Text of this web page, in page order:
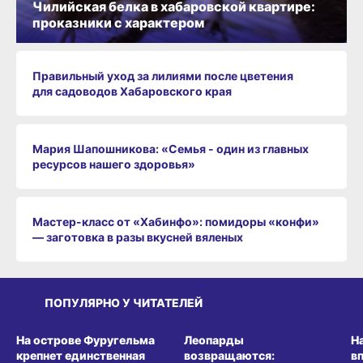
Правильный уход за лилиями после цветения
для садоводов Хабаровского края
Мария Шапошникова: «Семья - один из главных
ресурсов нашего здоровья»
Мастер-класс от «Хабинфо»: помидоры «конфи»
— заготовка в разы вкусней вяленых
Чилийская белка в хабаровской квартире:
проказники с характером
ПОПУЛЯРНО У ЧИТАТЕЛЕЙ
На острове Фуругельма
крепнет единственная
Леопарды
возвращаются: